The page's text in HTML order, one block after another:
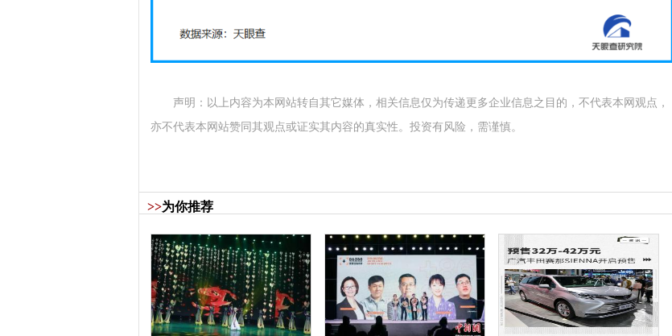
声明：以上内容为本网站转自其它媒体，相关信息仅为传递更多企业信息之目的，不代表本网观点，
亦不代表本网站赞同其观点或证实其内容的真实性。投资有风险，需谨慎。
>>为你推荐